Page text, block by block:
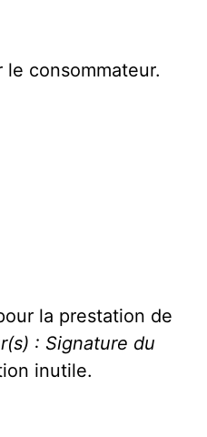
le consommateur.
la prestation de
: Signature du
inutile.